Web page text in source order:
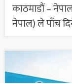
काठमाडौं –
नेपाल) ले पाँच